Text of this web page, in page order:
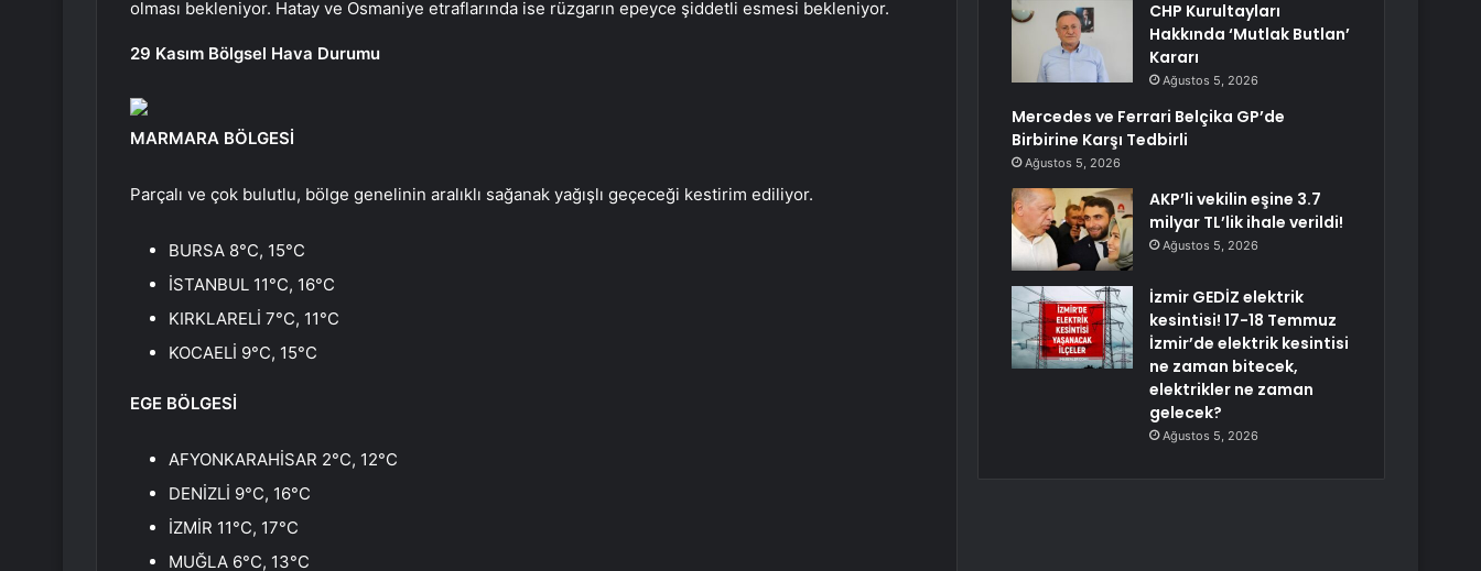
olması bekleniyor. Hatay ve Osmaniye etraflarında ise rüzgarın epeyce şiddetli esmesi bekleniyor.
29 Kasım Bölgsel Hava Durumu
MARMARA BÖLGESİ
Parçalı ve çok bulutlu, bölge genelinin aralıklı sağanak yağışlı geçeceği kestirim ediliyor.
BURSA 8°C, 15°C
İSTANBUL 11°C, 16°C
KIRKLARELİ 7°C, 11°C
KOCAELİ 9°C, 15°C
EGE BÖLGESİ
AFYONKARAHİSAR 2°C, 12°C
DENİZLİ 9°C, 16°C
İZMİR 11°C, 17°C
MUĞLA 6°C, 13°C
CHP Kurultayları
Hakkında ‘Mutlak Butlan’
Kararı
Ağustos 5, 2026
Mercedes ve Ferrari Belçika GP’de
Birbirine Karşı Tedbirli
Ağustos 5, 2026
AKP’li vekilin eşine 3.7
milyar TL’lik ihale verildi!
Ağustos 5, 2026
İzmir GEDİZ elektrik
kesintisi! 17-18 Temmuz
İzmir’de elektrik kesintisi
ne zaman bitecek,
elektrikler ne zaman
gelecek?
Ağustos 5, 2026